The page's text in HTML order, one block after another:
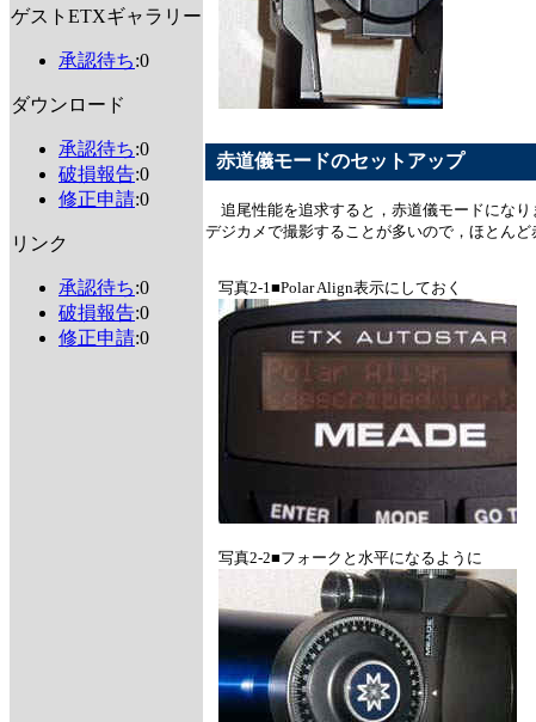
ゲストETXギャラリー
承認待ち:0
ダウンロード
承認待ち:0
破損報告:0
修正申請:0
リンク
承認待ち:0
破損報告:0
修正申請:0
赤道儀モードのセットアップ
追尾性能を追求すると，赤道儀モードになり
デジカメで撮影することが多いので，ほとんど
写真2-1■Polar Align表示にしておく
写真2-2■フォークと水平になるように